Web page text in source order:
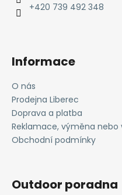
+420 739 492 348
Informace
O nás
Prodejna Liberec
Doprava a platba
Reklamace, výměna nebo
Obchodní podmínky
Outdoor poradna